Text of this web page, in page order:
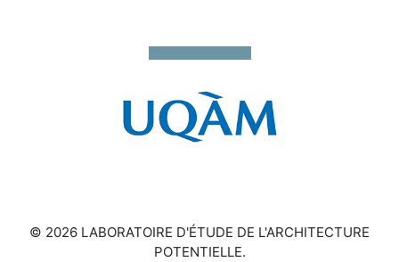
© 2026 LABORATOIRE D'ÉTUDE DE L'ARCHITECTURE
POTENTIELLE.